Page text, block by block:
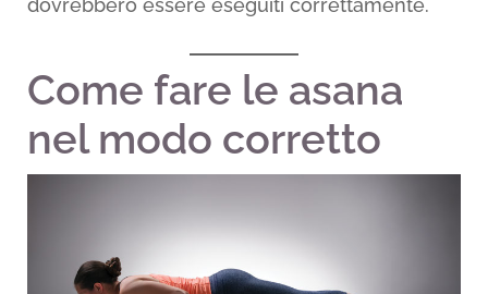
dovrebbero essere eseguiti correttamente.
Come fare le asana
nel modo corretto